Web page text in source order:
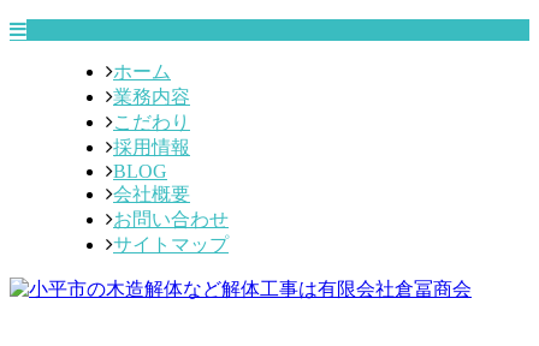
ホーム
業務内容
こだわり
採用情報
BLOG
会社概要
お問い合わせ
サイトマップ